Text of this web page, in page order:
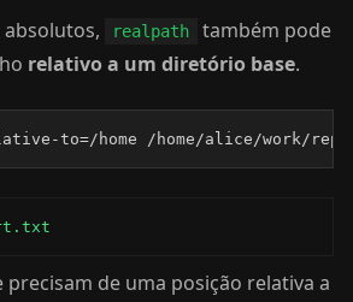
realpath
também pode
relativo a um diretório base.
to=/home /home/alice/work/
de uma posição relativa a